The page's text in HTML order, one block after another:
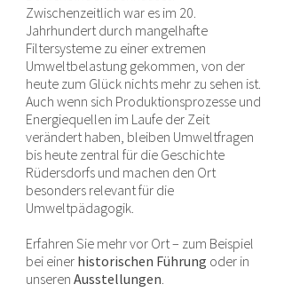
Zwischenzeitlich war es im 20.
Jahrhundert durch mangelhafte
Filtersysteme zu einer extremen
Umweltbelastung gekommen, von der
heute zum Glück nichts mehr zu sehen ist.
Auch wenn sich Produktionsprozesse und
Energiequellen im Laufe der Zeit
verändert haben, bleiben Umweltfragen
bis heute zentral für die Geschichte
Rüdersdorfs und machen den Ort
besonders relevant für die
Umweltpädagogik.
Erfahren Sie mehr vor Ort – zum Beispiel
bei einer historischen Führung oder in
unseren Ausstellungen.